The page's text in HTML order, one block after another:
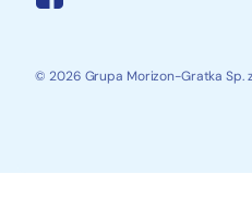
© 2026 Grupa Morizon-Gratka Sp.